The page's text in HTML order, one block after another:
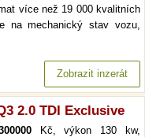
více než 19 000 kvalitních
na mechanický stav vozu,
Zobrazit inzerát
2.0 TDI Exclusive
Kč, výkon 130 kw,